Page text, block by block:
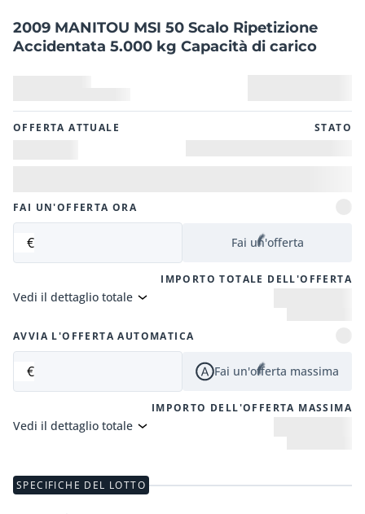
2009 MANITOU MSI 50 Scalo Ripetizione
Accidentata 5.000 kg Capacità di carico
OFFERTA ATTUALE STATO
FAI UN'OFFERTA ORA
€ Fai un'offerta
IMPORTO TOTALE DELL'OFFERTA
Vedi il dettaglio totale
AVVIA L'OFFERTA AUTOMATICA
€ Fai un'offerta massima
IMPORTO DELL'OFFERTA MASSIMA
Vedi il dettaglio totale
SPECIFICHE DEL LOTTO